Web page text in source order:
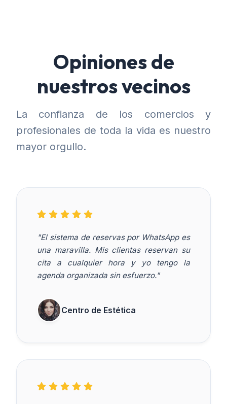
Opiniones de
nuestros vecinos
La confianza de los comercios y
profesionales de toda la vida es nuestro
mayor orgullo.
"El sistema de reservas por WhatsApp es
una maravilla. Mis clientas reservan su
cita a cualquier hora y yo tengo la
agenda organizada sin esfuerzo."
Centro de Estética